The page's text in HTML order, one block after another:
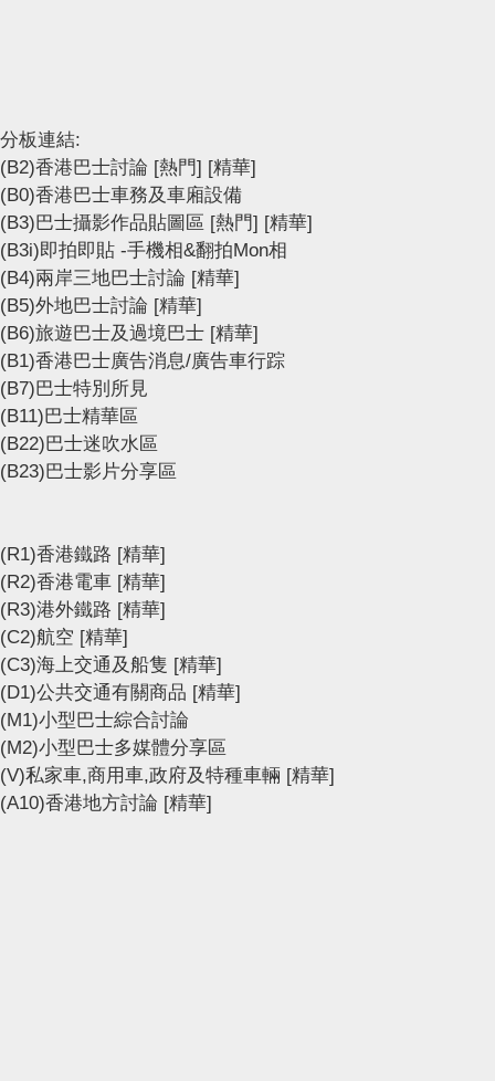
分板連結:
(B2)香港巴士討論 [熱門] [精華]
(B0)香港巴士車務及車廂設備
(B3)巴士攝影作品貼圖區 [熱門] [精華]
(B3i)即拍即貼 -手機相&翻拍Mon相
(B4)兩岸三地巴士討論 [精華]
(B5)外地巴士討論 [精華]
(B6)旅遊巴士及過境巴士 [精華]
(B1)香港巴士廣告消息/廣告車行踪
(B7)巴士特別所見
(B11)巴士精華區
(B22)巴士迷吹水區
(B23)巴士影片分享區
(R1)香港鐵路 [精華]
(R2)香港電車 [精華]
(R3)港外鐵路 [精華]
(C2)航空 [精華]
(C3)海上交通及船隻 [精華]
(D1)公共交通有關商品 [精華]
(M1)小型巴士綜合討論
(M2)小型巴士多媒體分享區
(V)私家車,商用車,政府及特種車輛 [精華]
(A10)香港地方討論 [精華]